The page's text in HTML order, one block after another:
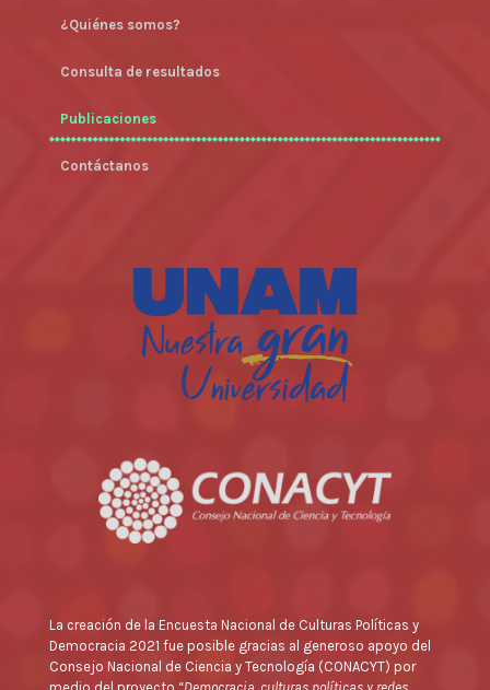
¿Quiénes somos?
Consulta de resultados
Publicaciones
Contáctanos
La creación de la Encuesta Nacional de Culturas Políticas y
Democracia 2021 fue posible gracias al generoso apoyo del
Consejo Nacional de Ciencia y Tecnología (CONACYT) por